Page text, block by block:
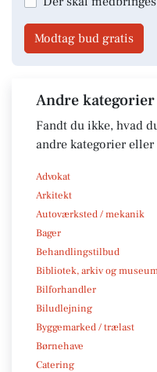
Modtag bud gratis
Andre kategorier
Fandt du ikke, hvad
andre kategorier eller
Advokat
Arkitekt
Autoværksted / mekanik
Bager
Behandlingstilbud
Bibliotek, arkiv og
Bilforhandler
Biludlejning
Byggemarked / trælast
Børnehave
Catering